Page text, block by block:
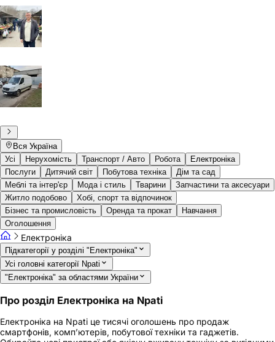
Вся Україна
Усі
Нерухомість Транспорт / Авто Робота
Електроніка
Послуги
Дитячий світ Побутова техніка
Дім та сад
Меблі та інтер'єр
Мода і стиль Тварини
Запчастини та аксесуари
Житло подобово
Хобі, спорт та відпочинок
Бізнес та промисловість
Оренда та прокат
Навчання
Оголошення
Електроніка
Підкатегорії у розділі "Електроніка"
Усі головні категорії Npati
"Електроніка" за областями України
Про розділ Електроніка на Npati
Електроніка на Npati це тисячі оголошень про продаж
смартфонів, комп’ютерів, побутової техніки та гаджетів.